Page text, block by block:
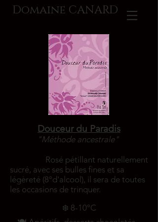
Domaine CANARD
Douceur du Paradis
"Méthode ancestrale"
Rosé pétillant naturellement
sucré, avec ses bulles fines et sa
légèreté (8°d'alcool), il sera de toutes
les occasions de trinquer.
❄️ 8-10°C